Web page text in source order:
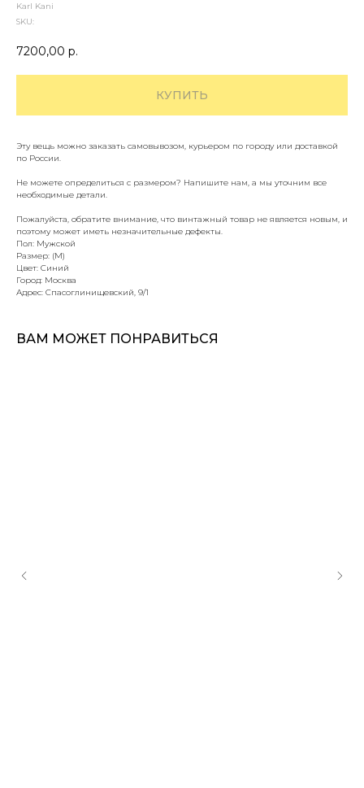
Karl Kani
SKU:
7200,00 р.
КУПИТЬ
Эту вещь можно заказать самовывозом, курьером по городу или доставкой
по России.
Не можете определиться с размером? Напишите нам, а мы уточним все
необходимые детали.
Пожалуйста, обратите внимание, что винтажный товар не является новым, и
поэтому может иметь незначительные дефекты.
Пол: Мужской
Размер: (M)
Цвет: Синий
Город: Москва
Адрес: Спасоглинищевский, 9/1
ВАМ МОЖЕТ ПОНРАВИТЬСЯ